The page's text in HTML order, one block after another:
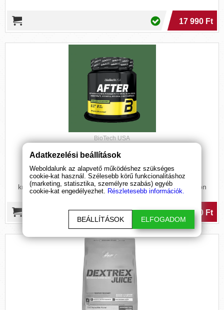
17 990 Ft
BioTech USA
(420 g)
Az After segíti az izomfejlődést és gyors regenerálódást
kreatinnal, aminosavakkal, hogy energiád mindig a csúcson
legyen!
6 190 Ft
Adatkezelési beállítások
Weboldalunk az alapvető működéshez szükséges
cookie-kat használ. Szélesebb körű funkcionalitáshoz
(marketing, statisztika, személyre szabás) egyéb
cookie-kat engedélyezhet. Részletesebb információk.
BEÁLLÍTÁSOK ELFOGADOM